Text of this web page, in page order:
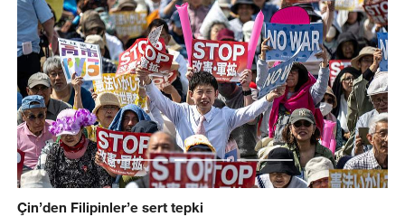
Çin’den Filipinler’e sert tepki